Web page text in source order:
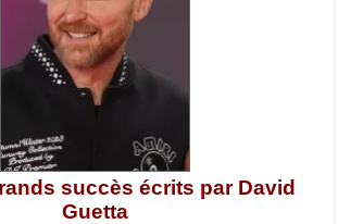
succès écrits par David
Guetta